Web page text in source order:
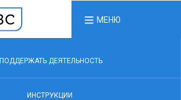
МЕНЮ
ПОДДЕРЖАТЬ ДЕЯТЕЛЬНОСТЬ
ИНСТРУКЦИИ